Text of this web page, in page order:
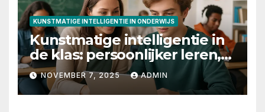
KUNSTMATIGE INTELLIGENTIE IN ONDERWIJS
Kunstmatige intelligentie in
de klas: persoonlijker leren,
slimmere feedback en
betere toetsing
NOVEMBER 7, 2025 ADMIN